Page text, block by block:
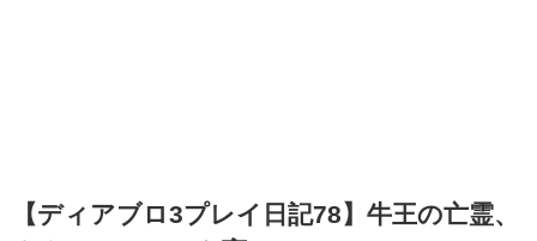
【ディアブロ3プレイ日記78】牛王の亡霊、